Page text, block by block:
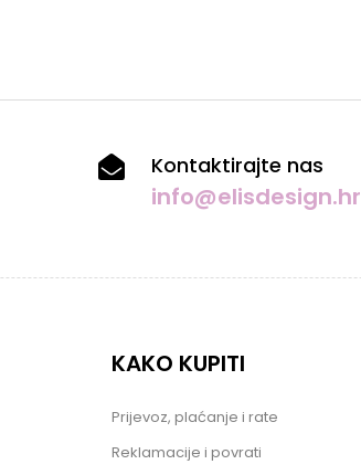
Kontaktirajte nas
info@elisdesign.hr
KAKO KUPITI
Prijevoz, plaćanje i rate
Reklamacije i povrati